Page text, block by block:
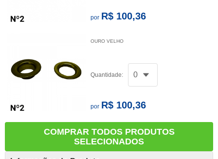
por R$ 100,36
OURO VELHO
Quantidade:
por R$ 100,36
COMPRAR TODOS PRODUTOS
SELECIONADOS